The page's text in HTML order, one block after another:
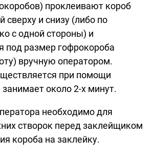
проклеивают короб
сверху и снизу (либо по
с одной стороны) и
под размер гофрокороба
вручную оператором.
при помощи
около 2-х минут.
необходимо для
створок перед заклейщиком
короба на заклейку.